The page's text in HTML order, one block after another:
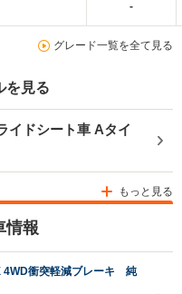
-
グレード一覧を全て見る
を見る
イドシート車 Aタイ
もっと見る
情報
4WD衝突軽減ブレーキ 純